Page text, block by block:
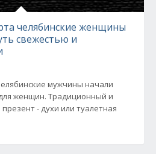
челябинские женщины
свежестью и
мужчины начали
женщин. Традиционный и
- духи или туалетная